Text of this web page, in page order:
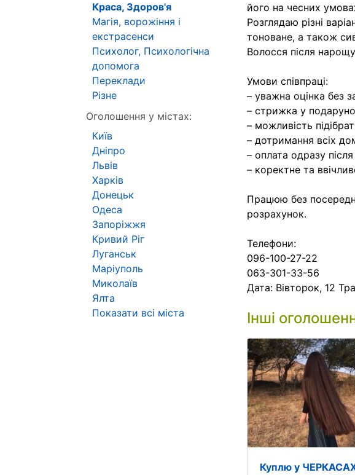
його на чесних
Розглядаю різні
тоноване, а також
Волосся після
Умови співпраці:
– уважна оцінка без
– стрижка у
– можливість
– дотримання всіх
– оплата одразу
– коректне та
Працюю без
розрахунок.
Телефони:
096-100-27-22
063-301-33-56
Дата: Вівторок, 12
Інші
Куплю у
Краса, Здоров'я
Магія, ворожіння і
екстрасенси
Психолог, Психологічна
допомога
Переклади
Різне
Оголошення у містах:
Київ
Дніпро
Львів
Харків
Донецьк
Одеса
Запоріжжя
Кривий Ріг
Луганськ
Маріуполь
Миколаїв
Ялта
Показати всі міста